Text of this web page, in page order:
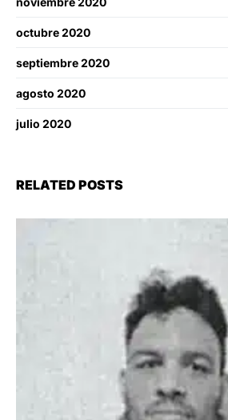
octubre 2020
septiembre 2020
agosto 2020
julio 2020
RELATED POSTS